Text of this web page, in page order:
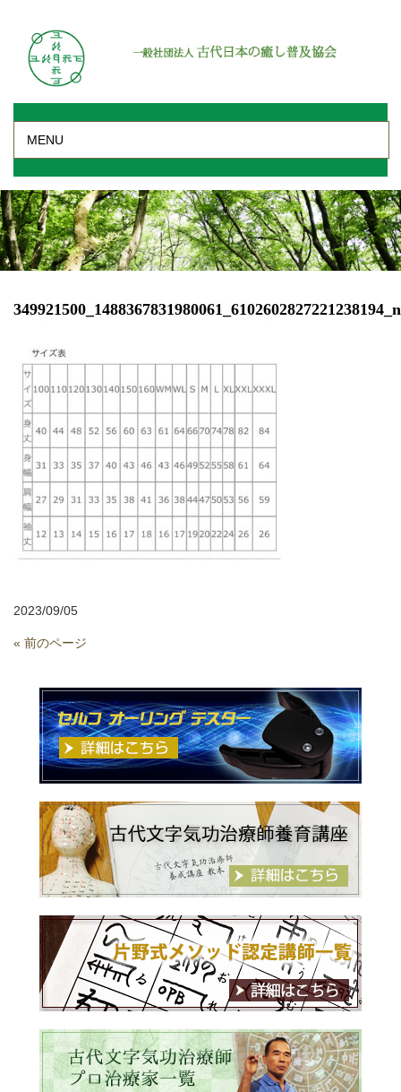
MENU
349921500_1488367831980061_6102602827221238194_n
2023/09/05
« 前のページ